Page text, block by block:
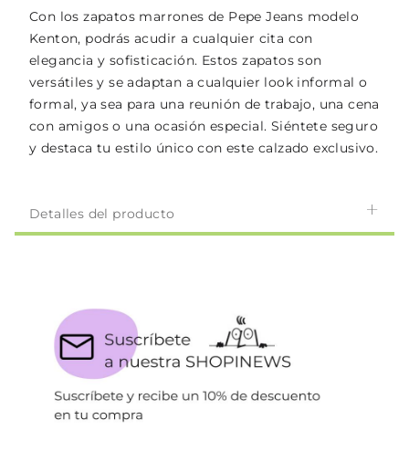
Con los zapatos marrones de Pepe Jeans modelo
Kenton, podrás acudir a cualquier cita con
elegancia y sofisticación. Estos zapatos son
versátiles y se adaptan a cualquier look informal o
formal, ya sea para una reunión de trabajo, una cena
con amigos o una ocasión especial. Siéntete seguro
y destaca tu estilo único con este calzado exclusivo.
Detalles del producto